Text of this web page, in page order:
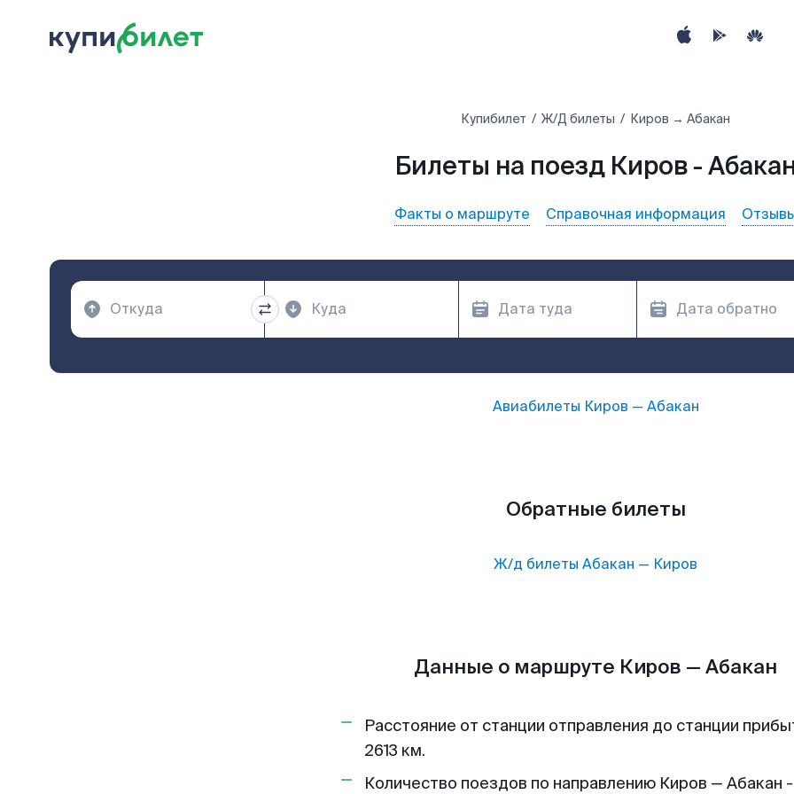
Купибилет Ж/Д билеты Киров → Абакан
Билеты на поезд Киров -
Факты о маршруте Справочная информация
Авиабилеты Киров — Абакан
Обратные билеты
Ж/д билеты Абакан — Киров
Данные о маршруте Киров — Абакан
Расстояние от станции отправления до станции
2613 км.
Количество поездов по направлению Киров — Абакан